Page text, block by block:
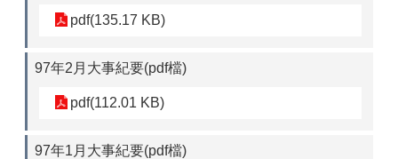
pdf(135.17 KB)
97年2月大事紀要(pdf檔)
pdf(112.01 KB)
97年1月大事紀要(pdf檔)